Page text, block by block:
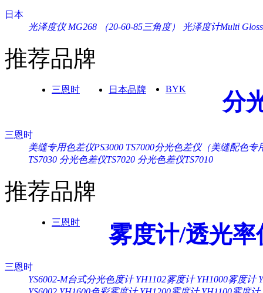
日本
光泽度仪 MG268 （20-60-85三角度）
光泽度计Multi
推荐品牌
三恩时 日本品牌 BYK 分
三恩时
美缝专用色差仪PS3000 TS7000分光色差仪（美缝配色专
TS7030 分光色差仪TS7020 分光色差仪TS7010
推荐品牌
三恩时 雾度计/透光率
三恩时
YS6002-M台式分光色度计 YH1102雾度计 YH1000雾度计